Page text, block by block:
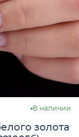
В наличии
золота